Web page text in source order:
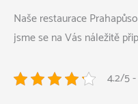
Našerestaurace Praha
jsme se na Vás náležitě
4.2/5